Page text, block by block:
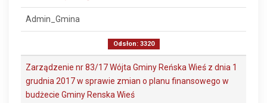
Admin_Gmina
Odsłon: 3320
Zarządzenie nr 83/17 Wójta Gminy Reńska Wieś z dnia 1
grudnia 2017 w sprawie zmian o planu finansowego w
budżecie Gminy Renska Wieś